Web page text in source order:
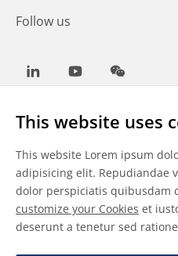
This website uses
This website Lorem ipsum
adipisicing elit. Repudiandae
dolor perspiciatis quibusdam
customize your Cookies et
deserunt a tenetur sed
Follow us
LinkedInYoutubeWeChat
Общие условия
Отказ от ответственности
Сведения о файлах cookie